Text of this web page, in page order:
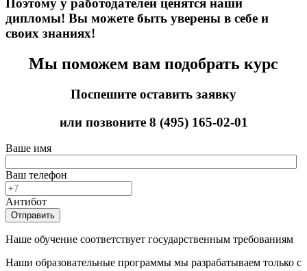
Поэтому у работодателей ценятся наши
дипломы! Вы можете быть уверены в себе и
своих знаниях!
Мы поможем вам подобрать курс
Поспешите оставить заявку
или позвоните 8 (495) 165-02-01
Ваше имя
Ваш телефон
Антибот
Отправить
Наше обучение соответствует государственным требованиям
Наши образовательные программы мы разрабатываем только с